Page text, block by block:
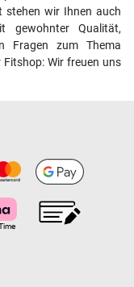
stehen wir Ihnen auch
gewohnter Qualität,
Fragen zum Thema
Fitshop: Wir freuen uns